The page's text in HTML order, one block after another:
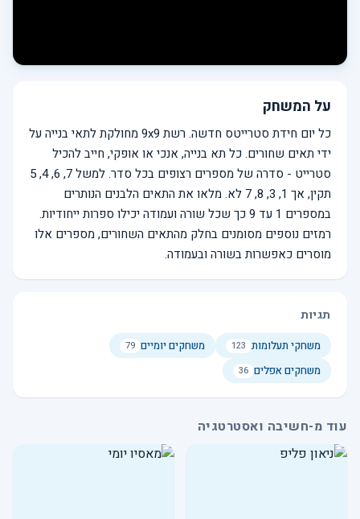
על המשחק
כל יום חידת סטרייטס חדשה. רשת 9x9 מחולקת לתאי בנייה על
ידי תאים שחורים. כל תא בנייה, אנכי או אופקי, חייב להכיל
סטרייט - סדרה של מספרים רצופים בכל סדר. למשל 7, 6, 4, 5
תקין, אך 1, 3, 8, 7 לא. מלאו את התאים הלבנים הנותרים
במספרים 1 עד 9 כך שכל שורה ועמודה יכילו ספרות ייחודיות.
רמזים נוספים מסומנים בחלק מהתאים השחורים, מספרים אלו
מוסרים כאפשרות בשורה ובעמודה.
תגיות
משחקי תעלומות 123 משחקים יומיים 79
משחקים אפלים 36
עוד מ-חשיבה ואסטרטגיה